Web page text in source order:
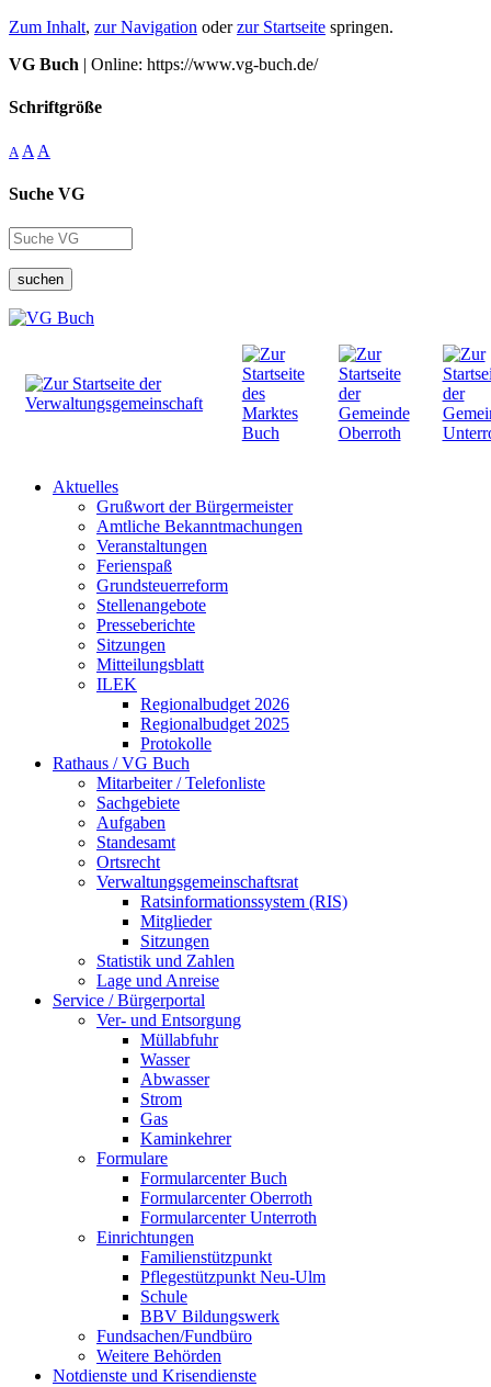
Zum Inhalt, zur Navigation oderzur Startseite springen.
VG Buch | Online: https://www.vg-buch.de/
Schriftgröße
A A A
Suche VG
suchen
Aktuelles
Grußwort der Bürgermeister
Amtliche Bekanntmachungen
Veranstaltungen
Ferienspaß
Grundsteuerreform
Stellenangebote
Presseberichte
Sitzungen
Mitteilungsblatt
ILEK
Regionalbudget 2026
Regionalbudget 2025
Protokolle
Rathaus / VG Buch
Mitarbeiter / Telefonliste
Sachgebiete
Aufgaben
Standesamt
Ortsrecht
Verwaltungsgemeinschaftsrat
Ratsinformationssystem (RIS)
Mitglieder
Sitzungen
Statistik und Zahlen
Lage und Anreise
Service / Bürgerportal
Ver- und Entsorgung
Müllabfuhr
Wasser
Abwasser
Strom
Gas
Kaminkehrer
Formulare
Formularcenter Buch
Formularcenter Oberroth
Formularcenter Unterroth
Einrichtungen
Familienstützpunkt
Pflegestützpunkt Neu-Ulm
Schule
BBV Bildungswerk
Fundsachen/Fundbüro
Weitere Behörden
Notdienste und Krisendienste